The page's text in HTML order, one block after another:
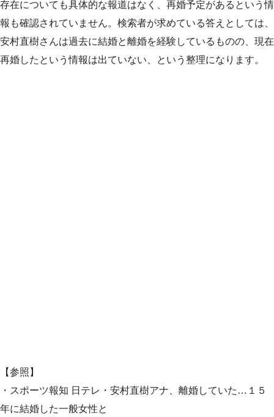
存在についても具体的な報道はなく、再婚予定があるという情
報も確認されていません。検索者が求めている答えとしては、
安村直樹さんは過去に結婚と離婚を経験しているものの、現在
再婚したという情報は出ていない、という整理になります。
【参照】
・スポーツ報知 日テレ・安村直樹アナ、離婚していた…１５
年に結婚した一般女性と